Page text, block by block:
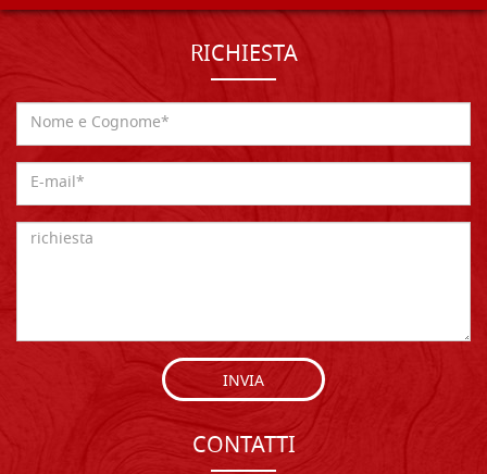
RICHIESTA
INVIA
CONTATTI